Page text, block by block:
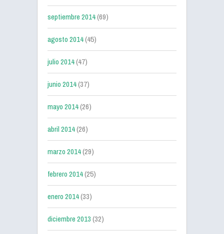
septiembre 2014(69)
agosto 2014(45)
julio 2014(47)
junio 2014(37)
mayo 2014(26)
abril 2014(26)
marzo 2014(29)
febrero 2014(25)
enero 2014(33)
diciembre 2013(32)